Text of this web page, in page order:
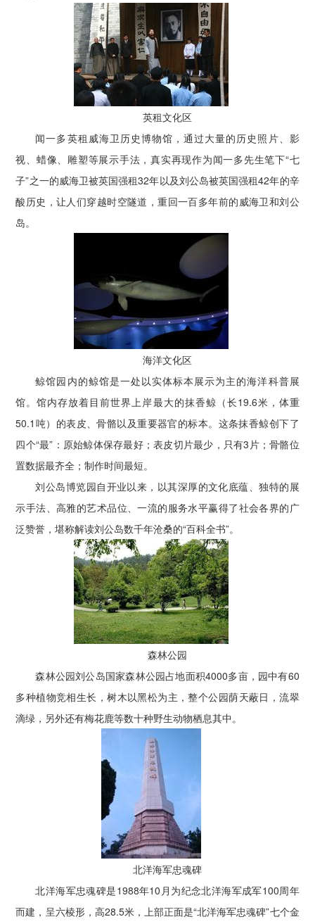
英租文化区
闻一多英租威海卫历史博物馆，通过大量的历史照片、影
视、蜡像、雕塑等展示手法，真实再现作为闻一多先生笔下“七
子”之一的威海卫被英国强租32年以及刘公岛被英国强租42年的辛
酸历史，让人们穿越时空隧道，重回一百多年前的威海卫和刘公
岛。
海洋文化区
鲸馆园内的鲸馆是一处以实体标本展示为主的海洋科普展
馆。馆内存放着目前世界上岸最大的抹香鲸（长19.6米，体重
50.1吨）的表皮、骨骼以及重要器官的标本。这条抹香鲸创下了
四个“最”：原始鲸体保存最好；表皮切片最少，只有3片；骨骼位
置数据最齐全；制作时间最短。
刘公岛博览园自开业以来，以其深厚的文化底蕴、独特的展
示手法、高雅的艺术品位、一流的服务水平赢得了社会各界的广
泛赞誉，堪称解读刘公岛数千年沧桑的“百科全书”。
森林公园
森林公园刘公岛国家森林公园占地面积4000多亩，园中有60
多种植物竞相生长，树木以黑松为主，整个公园荫天蔽日，流翠
滴绿，另外还有梅花鹿等数十种野生动物栖息其中。
北洋海军忠魂碑
北洋海军忠魂碑是1988年10月为纪念北洋海军成军100周年
而建，呈六棱形，高28.5米，上部正面是“北洋海军忠魂碑”七个金